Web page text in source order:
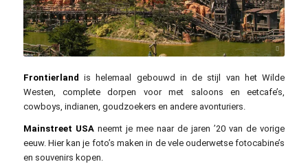
dassel / pixabay.com
Frontierland is helemaal gebouwd in de stijl van het Wilde
Westen, complete dorpen voor met saloons en eetcafe’s,
cowboys, indianen, goudzoekers en andere avonturiers.
Mainstreet USAneemt je mee naar de jaren ’20 van de vorige
eeuw. Hier kan je foto’s maken in de vele ouderwetse fotocabine’s
en souvenirs kopen.